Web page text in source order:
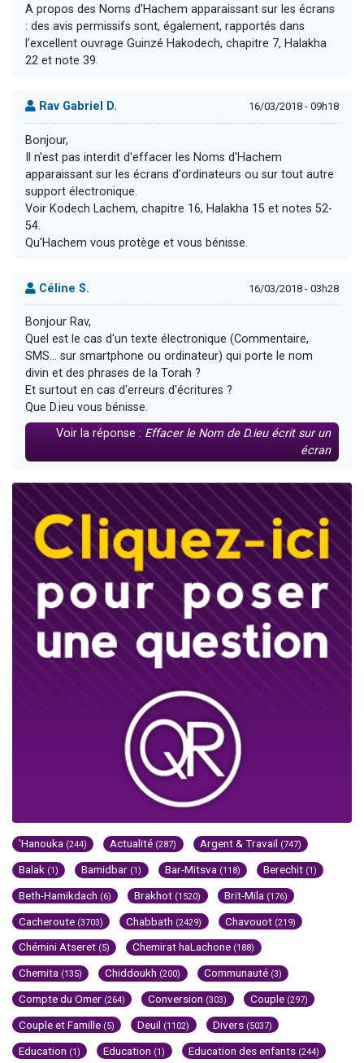
A propos des Noms d'Hachem apparaissant sur les écrans
: des avis permissifs sont, également, rapportés dans
l'excellent ouvrage Guinzé Hakodech, chapitre 7, Halakha
22 et note 39.
Rav Gabriel D. 16/03/2018 - 09h18
Bonjour,
Il n'est pas interdit d'effacer les Noms d'Hachem
apparaissant sur les écrans d'ordinateurs ou sur tout autre
support électronique.
Voir Kodech Lachem, chapitre 16, Halakha 15 et notes 52-
54.
Qu'Hachem vous protège et vous bénisse.
Céline S. 16/03/2018 - 03h28
Bonjour Rav,
Quel est le cas d'un texte électronique (Commentaire,
SMS... sur smartphone ou ordinateur) qui porte le nom
divin et des phrases de la Torah ?
Et surtout en cas d'erreurs d'écritures ?
Que D.ieu vous bénisse.
Voir la réponse : Effacer le Nom de D.ieu écrit sur un
écran
'Hanouka (244) Actualité (287) Argent & Travail (747)
Balak (1) Bamidbar (1) Bar-Mitsva (118) Berechit (1)
Beth-Hamikdach (6) Brakhot (1520) Brit-Mila (176)
Cacheroute (3703) Chabbath (2429) Chavouot (219)
Chémini Atseret (5) Chemirat haLachone (188)
Chemita (135) Chiddoukh (200) Communauté (3)
Compte du Omer (264) Conversion (303) Couple (297)
Couple et Famille (5) Deuil (1102) Divers (5037)
Education (1) Education (1) Education des enfants (244)